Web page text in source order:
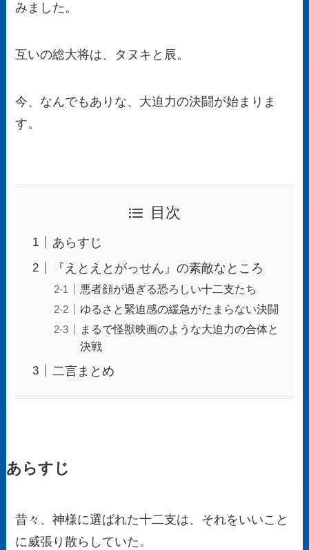
みました。
互いの総大将は、タヌキと辰。
今、なんでもありな、大迫力の決闘が始まりま
す。
目次
あらすじ
『えとえとがっせん』の素敵なところ
悪者顔が過ぎる恐ろしい十二支たち
ゆるさと緊迫感の緩急がたまらない決闘
まるで怪獣映画のような大迫力の合体と
決戦
二言まとめ
あらすじ
昔々、神様に選ばれた十二支は、それをいいこと
に威張り散らしていた。